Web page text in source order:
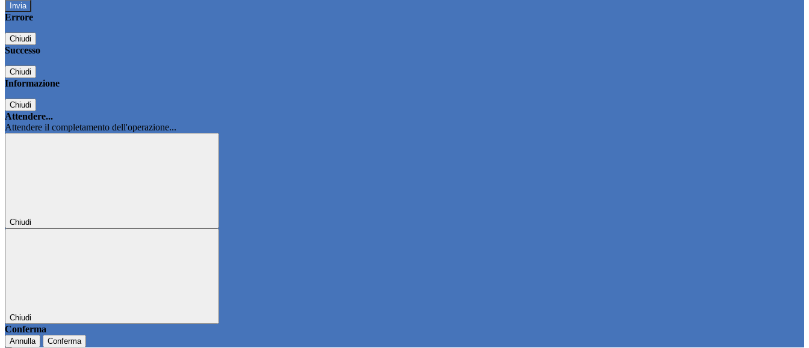
Errore
Chiudi
Successo
Chiudi
Informazione
Chiudi
Attendere...
Attendere il completamento dell'operazione...
Chiudi
Chiudi
Conferma
Annulla Conferma